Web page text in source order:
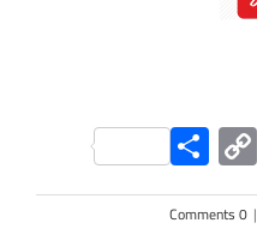
LinkedIn
Copy
Link
Share
|
0 Comments